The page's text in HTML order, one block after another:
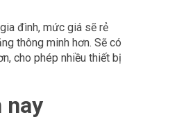
đình, mức giá sẽ rẻ
thông minh hơn. Sẽ có
cho phép nhiều thiết bị
nay